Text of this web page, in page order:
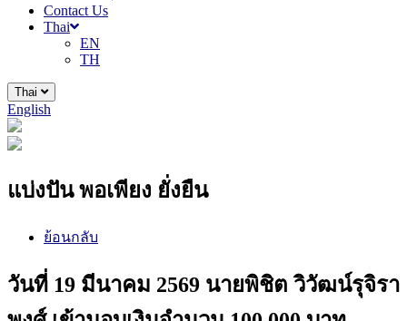
Contact Us
Thai
EN
TH
Thai
English
แบ่งปัน พอเพียง ยั่งยืน
ย้อนกลับ
วันที่ 19 มีนาคม 2569 นายพิชิต วิวัฒน์รุจิรา